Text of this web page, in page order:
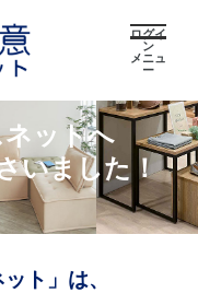
ログイ
ン
メニュ
ー
ットへ
いました！
ト」は、